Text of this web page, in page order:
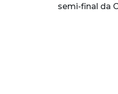
semi-final da